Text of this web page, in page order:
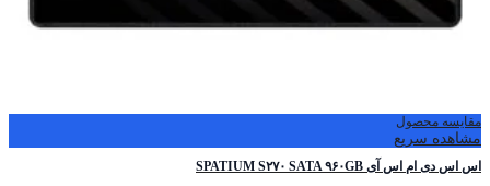
مقایسه محصول
مشاهده سریع
اس اس دی ام اس آی SPATIUM S۲۷۰ SATA ۹۶۰GB